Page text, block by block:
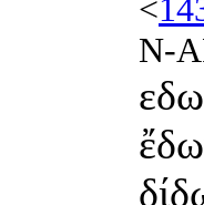
<
N-